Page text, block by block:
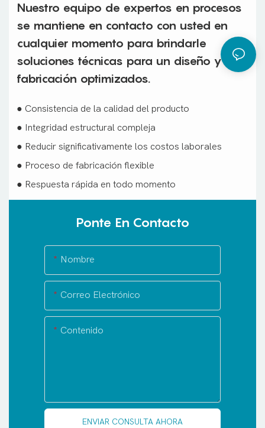
Nuestro equipo de expertos en procesos
se mantiene en contacto con usted en
cualquier momento para brindarle
soluciones técnicas para un diseño y
fabricación optimizados.
● Consistencia de la calidad del producto
● Integridad estructural compleja
● Reducir significativamente los costos laborales
● Proceso de fabricación flexible
● Respuesta rápida en todo momento
Ponte En Contacto
Nombre
Correo Electrónico
Contenido
ENVIAR CONSULTA AHORA